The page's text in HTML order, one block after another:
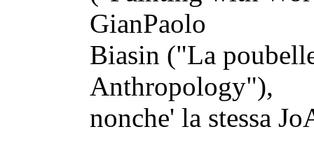
GianPaolo
Biasin ("La
Anthropology"),
nonche' la stessa